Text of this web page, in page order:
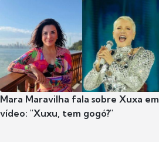
Mara Maravilha fala sobre Xuxa em
vídeo: "Xuxu, tem gogó?"